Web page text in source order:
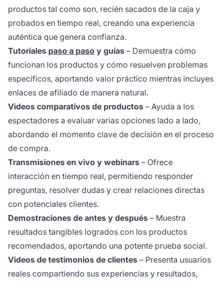
productos tal como son, recién sacados de la caja y
probados en tiempo real, creando una experiencia
auténtica que genera confianza.
Tutoriales paso a paso y guías – Demuestra cómo
funcionan los productos y cómo resuelven problemas
específicos, aportando valor práctico mientras incluyes
enlaces de afiliado de manera natural.
Videos comparativos de productos – Ayuda a los
espectadores a evaluar varias opciones lado a lado,
abordando el momento clave de decisión en el proceso
de compra.
Transmisiones en vivo y webinars – Ofrece
interacción en tiempo real, permitiendo responder
preguntas, resolver dudas y crear relaciones directas
con potenciales clientes.
Demostraciones de antes y después – Muestra
resultados tangibles logrados con los productos
recomendados, aportando una potente prueba social.
Videos de testimonios de clientes – Presenta usuarios
reales compartiendo sus experiencias y resultados,